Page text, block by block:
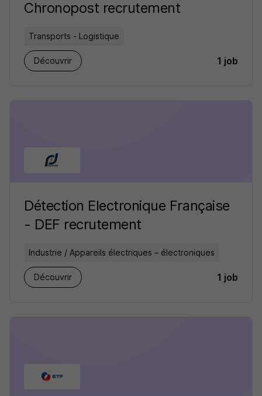
Chronopost recrutement
Transports - Logistique
Découvrir 1 job
Détection Electronique Française
- DEF recrutement
Industrie / Appareils électriques – électroniques
Découvrir 1 job